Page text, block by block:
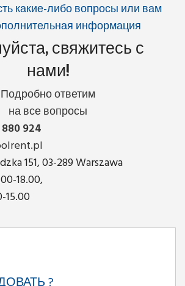
какие-либо вопросы или вам
информация
свяжитесь с
нами!
Подробно ответим
на все вопросы
924
151, 03-289 Warszawa
18.00,
15.00